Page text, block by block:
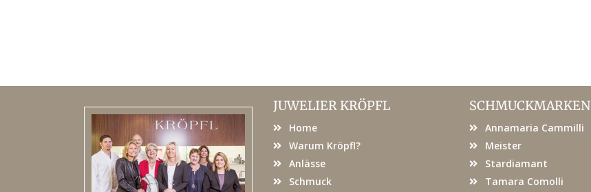
JUWELIER KRÖPFL
Home
Warum Kröpfl?
Anlässe
Schmuck
SCHMUCKMARKEN
Annamaria Cammilli
Meister
Stardiamant
Tamara Comolli